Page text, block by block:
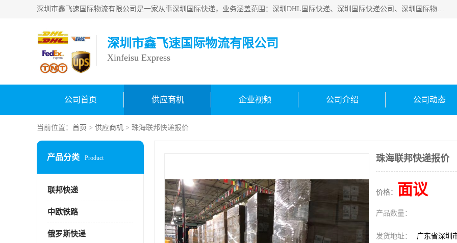
深圳市鑫飞速国际物流有限公司是一家从事深圳国际快递，业务涵盖范围：深圳DHL国际快递、深圳国际快递公司、深圳国际物流公司、深圳国际快递、深圳DHL国际快递电话可拨打全国服务热线：15019287411。欢迎各位亲来人来电到我司洽谈合作。
深圳市鑫飞速国际物流有限公司
Xinfeisu Express
公司首页 供应商机 企业视频 公司介绍 公司动态
当前位置： 首页 > 供应商机 > 珠海联邦快递报价
产品分类 Product
联邦快递
中欧铁路
俄罗斯快递
珠海联邦快递报价
价格： 面议
产品数量：
发货地址： 广东省深圳